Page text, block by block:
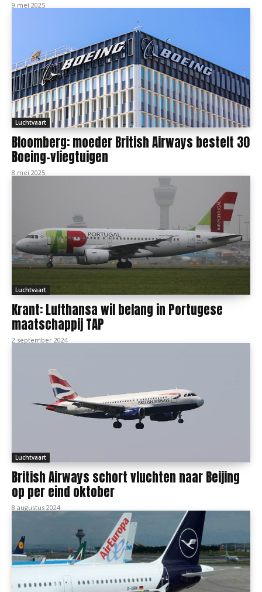
9 mei 2025
Luchtvaart
Bloomberg: moeder British Airways bestelt 30
Boeing-vliegtuigen
8 mei 2025
Luchtvaart
Krant: Lufthansa wil belang in Portugese
maatschappij TAP
2 september 2024
Luchtvaart
British Airways schort vluchten naar Beijing
op per eind oktober
8 augustus 2024